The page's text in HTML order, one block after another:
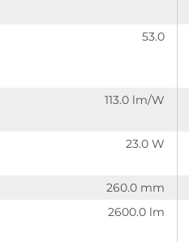
53.0
113.0 lm/W
23.0 W
260.0 mm
2600.0 lm